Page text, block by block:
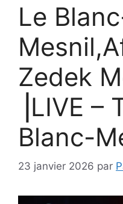
Le
Zedek
⎟LIVE
Blanc-
23 janvier 2026 par